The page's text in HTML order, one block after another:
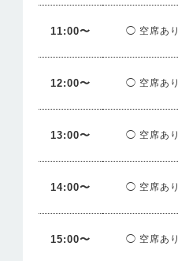
11:00〜 ◯ 空席あり
12:00〜 ◯ 空席あり
13:00〜 ◯ 空席あり
14:00〜 ◯ 空席あり
15:00〜 ◯ 空席あり